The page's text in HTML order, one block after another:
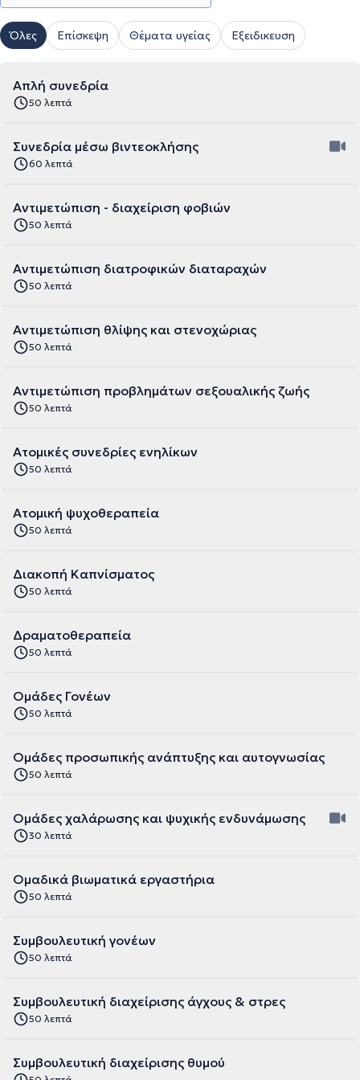
Όλες Επίσκεψη Θέματα υγείας Εξειδικευση
Απλή συνεδρία
50 λεπτά
Συνεδρία μέσω βιντεοκλήσης
60 λεπτά
Αντιμετώπιση - διαχείριση φοβιών
50 λεπτά
Αντιμετώπιση διατροφικών διαταραχών
50 λεπτά
Αντιμετώπιση θλίψης και στενοχώριας
50 λεπτά
Αντιμετώπιση προβλημάτων σεξουαλικής ζωής
50 λεπτά
Ατομικές συνεδρίες ενηλίκων
50 λεπτά
Ατομική ψυχοθεραπεία
50 λεπτά
Διακοπή Καπνίσματος
50 λεπτά
Δραματοθεραπεία
50 λεπτά
Ομάδες Γονέων
50 λεπτά
Ομάδες προσωπικής ανάπτυξης και αυτογνωσίας
50 λεπτά
Ομάδες χαλάρωσης και ψυχικής ενδυνάμωσης
30 λεπτά
Ομαδικά βιωματικά εργαστήρια
50 λεπτά
Συμβουλευτική γονέων
50 λεπτά
Συμβουλευτική διαχείρισης άγχους & στρες
50 λεπτά
Συμβουλευτική διαχείρισης θυμού